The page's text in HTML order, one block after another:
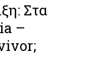
Στα
–